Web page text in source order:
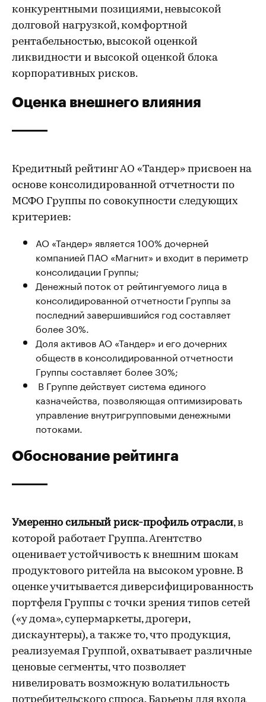
конкурентными позициями, невысокой
долговой нагрузкой, комфортной
рентабельностью, высокой оценкой
ликвидности и высокой оценкой блока
корпоративных рисков.
Оценка внешнего влияния
Кредитный рейтинг АО «Тандер» присвоен на
основе консолидированной отчетности по
МСФО Группы по совокупности следующих
критериев:
АО «Тандер» является 100% дочерней
компанией ПАО «Магнит» и входит в периметр
консолидации Группы;
Денежный поток от рейтингуемого лица в
консолидированной отчетности Группы за
последний завершившийся год составляет
более 30%.
Доля активов АО «Тандер» и его дочерних
обществ в консолидированной отчетности
Группы составляет более 30%;
В Группе действует система единого
казначейства, позволяющая оптимизировать
управление внутригрупповыми денежными
потоками.
Обоснование рейтинга
Умеренно сильный риск-профиль отрасли, в
которой работает Группа. Агентство
оценивает устойчивость к внешним шокам
продуктового ритейла на высоком уровне. В
оценке учитывается диверсифицированность
портфеля Группы с точки зрения типов сетей
(«у дома», супермаркеты, дрогери,
дискаунтеры), а также то, что продукция,
реализуемая Группой, охватывает различные
ценовые сегменты, что позволяет
нивелировать возможную волатильность